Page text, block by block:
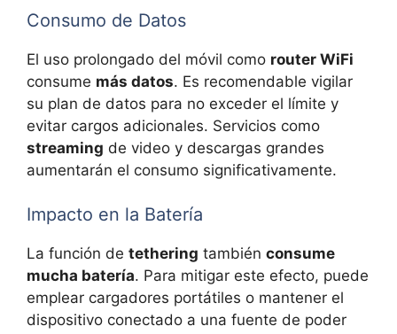
Consumo de Datos
El uso prolongado del móvil como router WiFi
consume más datos. Es recomendable vigilar
su plan de datos para no exceder el límite y
evitar cargos adicionales. Servicios como
streaming de video y descargas grandes
aumentarán el consumo significativamente.
Impacto en la Batería
La función de tethering también consume
mucha batería. Para mitigar este efecto, puede
emplear cargadores portátiles o mantener el
dispositivo conectado a una fuente de poder